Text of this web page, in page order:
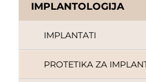
IMPLANTOLOGIJA
IMPLANTATI
PROTETIKA ZA